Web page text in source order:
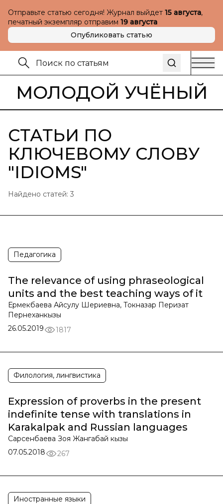
Отправьте статью сегодня! Журнал выйдет 15 августа,
печатный экземпляр отправим 19 августа
Опубликовать статью
МОЛОДОЙ УЧЁНЫЙ
СТАТЬИ ПО
КЛЮЧЕВОМУ СЛОВУ
"IDIOMS"
Найдено статей: 3
Педагогика
The relevance of using phraseological
units and the best teaching ways of it
Ермекбаева Айсулу Шериевна, Токназар Перизат
Пернеханкызы
26.05.2019
1817
Филология, лингвистика
Expression of proverbs in the present
indefinite tense with translations in
Karakalpak and Russian languages
Сарсенбаева Зоя Жангабай кызы
07.05.2018
267
Иностранные языки